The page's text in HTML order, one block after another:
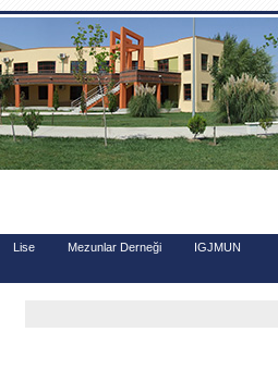
Lise Mezunlar Derneği IGJMUN